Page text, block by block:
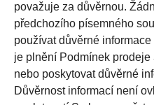
považuje za důvěrnou.
předchozího písemného
používat důvěrné
je plnění Podmínek
nebo poskytovat důvěrné
Důvěrnost informací není